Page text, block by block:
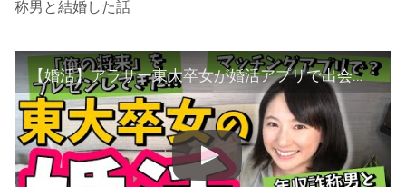
称男と結婚した話
【婚活】アラサー東大卒女が婚活アプリで出会った年収詐称男と結婚した話